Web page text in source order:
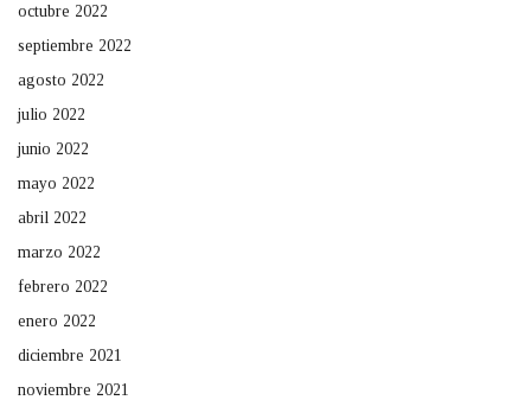
octubre 2022
septiembre 2022
agosto 2022
julio 2022
junio 2022
mayo 2022
abril 2022
marzo 2022
febrero 2022
enero 2022
diciembre 2021
noviembre 2021